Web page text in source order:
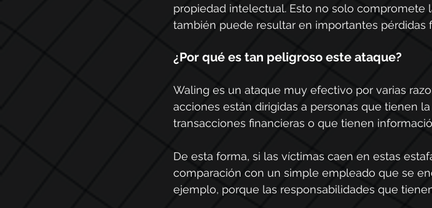
propiedad intelectual. Esto no solo compromete
también puede resultar en importantes pérdidas
¿Por qué es tan peligroso este ataque?
Waling es un ataque muy efectivo por varias
acciones están dirigidas a personas que tienen
transacciones financieras o que tienen
De esta forma, si las víctimas caen en estas
comparación con un simple empleado que se
ejemplo, porque las responsabilidades que